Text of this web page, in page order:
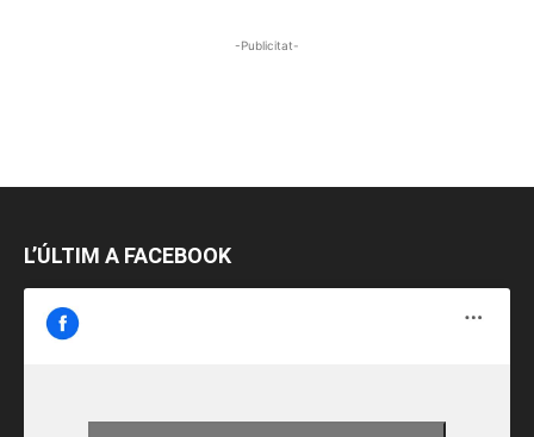
-Publicitat-
L’ÚLTIM A FACEBOOK